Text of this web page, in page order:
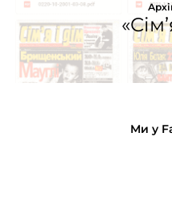
Ми у